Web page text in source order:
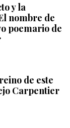
y la
nombre de
poemario de
de este
Carpentier